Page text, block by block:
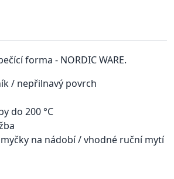
forma - NORDIC WARE.
/ nepřilnavý povrch
do 200 °C
na nádobí / vhodné ruční mytí